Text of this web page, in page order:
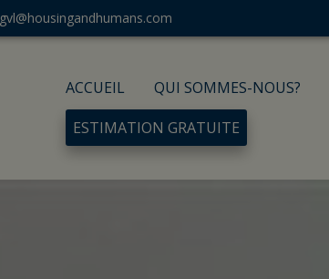
gvl@housingandhumans.com
ACCUEIL QUI SOMMES-NOUS?
ESTIMATION GRATUITE